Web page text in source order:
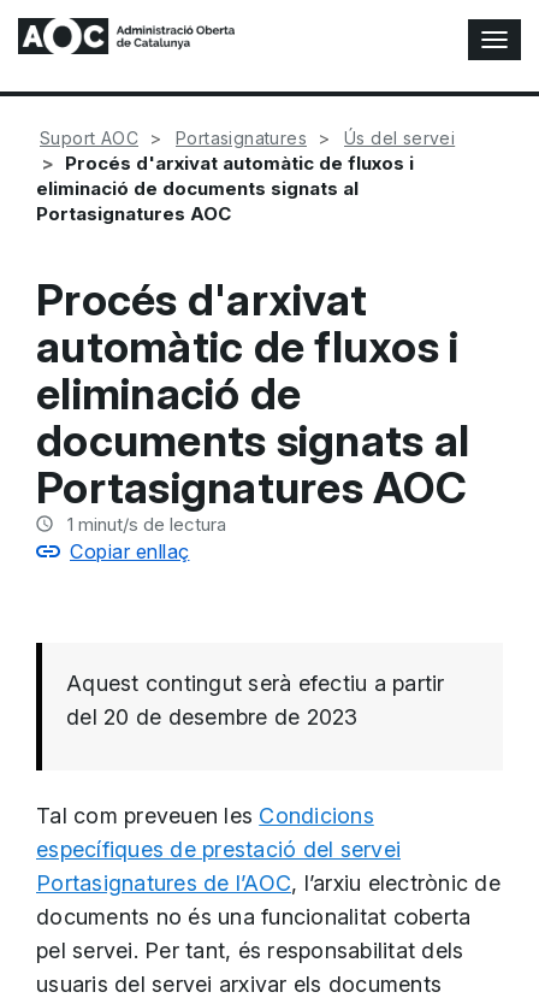
A
l
t
Suport AOC Portasignatures Ús del servei
Procés d'arxivat automàtic de fluxos i
eliminació de documents signats al
Portasignatures AOC
Procés d'arxivat
automàtic de fluxos i
eliminació de
documents signats al
Portasignatures AOC
1 minut/s de lectura
Copiar enllaç
Aquest contingut serà efectiu a partir
del 20 de desembre de 2023
Tal com preveuen les Condicions
específiques de prestació del servei
Portasignatures de l’AOC, l’arxiu electrònic de
documents no és una funcionalitat coberta
pel servei. Per tant, és responsabilitat dels
usuaris del servei arxivar els documents